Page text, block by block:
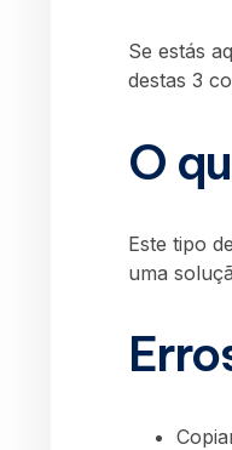
Se estás
destas 3
O
Este tipo
uma